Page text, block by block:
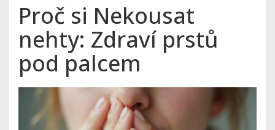
Proč si Nekousat
nehty: Zdraví prstů
pod palcem